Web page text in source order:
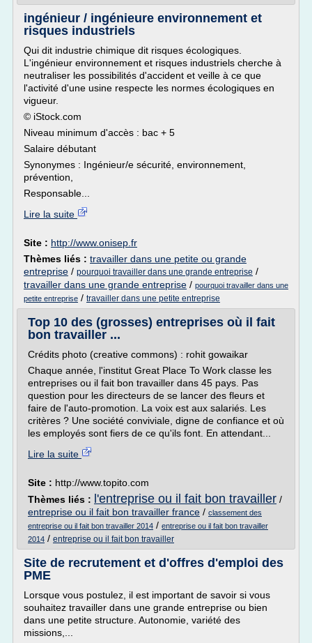
ingénieur / ingénieure environnement et
risques industriels
Qui dit industrie chimique dit risques écologiques.
L'ingénieur environnement et risques industriels cherche à
neutraliser les possibilités d'accident et veille à ce que
l'activité d'une usine respecte les normes écologiques en
vigueur.
© iStock.com
Niveau minimum d'accès : bac + 5
Salaire débutant
Synonymes : Ingénieur/e sécurité, environnement,
prévention,
Responsable...
Lire la suite
Site : http://www.onisep.fr
Thèmes liés : travailler dans une petite ou grande
entreprise / pourquoi travailler dans une grande entreprise /
travailler dans une grande entreprise / pourquoi travailler dans une
petite entreprise / travailler dans une petite entreprise
Top 10 des (grosses) entreprises où il fait
bon travailler ...
Crédits photo (creative commons) : rohit gowaikar
Chaque année, l'institut Great Place To Work classe les
entreprises ou il fait bon travailler dans 45 pays. Pas
question pour les directeurs de se lancer des fleurs et
faire de l'auto-promotion. La voix est aux salariés. Les
critères ? Une société conviviale, digne de confiance et où
les employés sont fiers de ce qu'ils font. En attendant...
Lire la suite
Site : http://www.topito.com
Thèmes liés :
l'entreprise ou il fait bon travailler /
entreprise ou il fait bon travailler france / classement des
entreprise ou il fait bon travailler 2014 / entreprise ou il fait bon travailler
2014 / entreprise ou il fait bon travailler
Site de recrutement et d'offres d'emploi des
PME
Lorsque vous postulez, il est important de savoir si vous
souhaitez travailler dans une grande entreprise ou bien
dans une petite structure. Autonomie, variété des
missions,...